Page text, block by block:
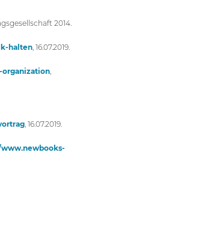
2014.
halten, 16.07.2019.
,
, 16.07.2019.